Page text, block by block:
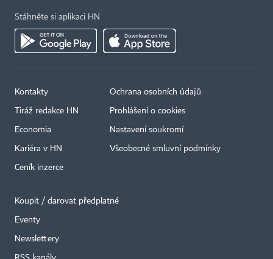
Stáhněte si aplikaci HN
Kontakty
Tiráž redakce HN
Economia
Kariéra v HN
Ceník inzerce
Ochrana osobních údajů
Prohlášení o cookies
Nastavení soukromí
Všeobecné smluvní podmínky
Koupit / darovat předplatné
Eventy
Newslettery